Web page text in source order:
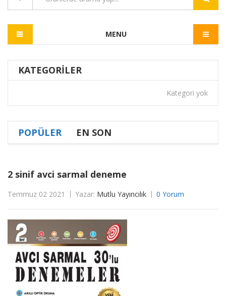
MENU
KATEGORILER
Kategori yok
POPÜLER EN SON
2 sinif avci sarmal deneme
Temmuz 02 2021 Yazar: Mutlu Yayıncılık 0 Yorum